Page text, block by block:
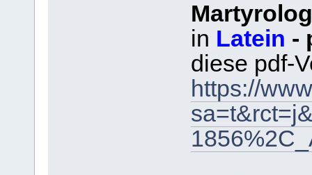
in Latein -
diese pdf-
https://